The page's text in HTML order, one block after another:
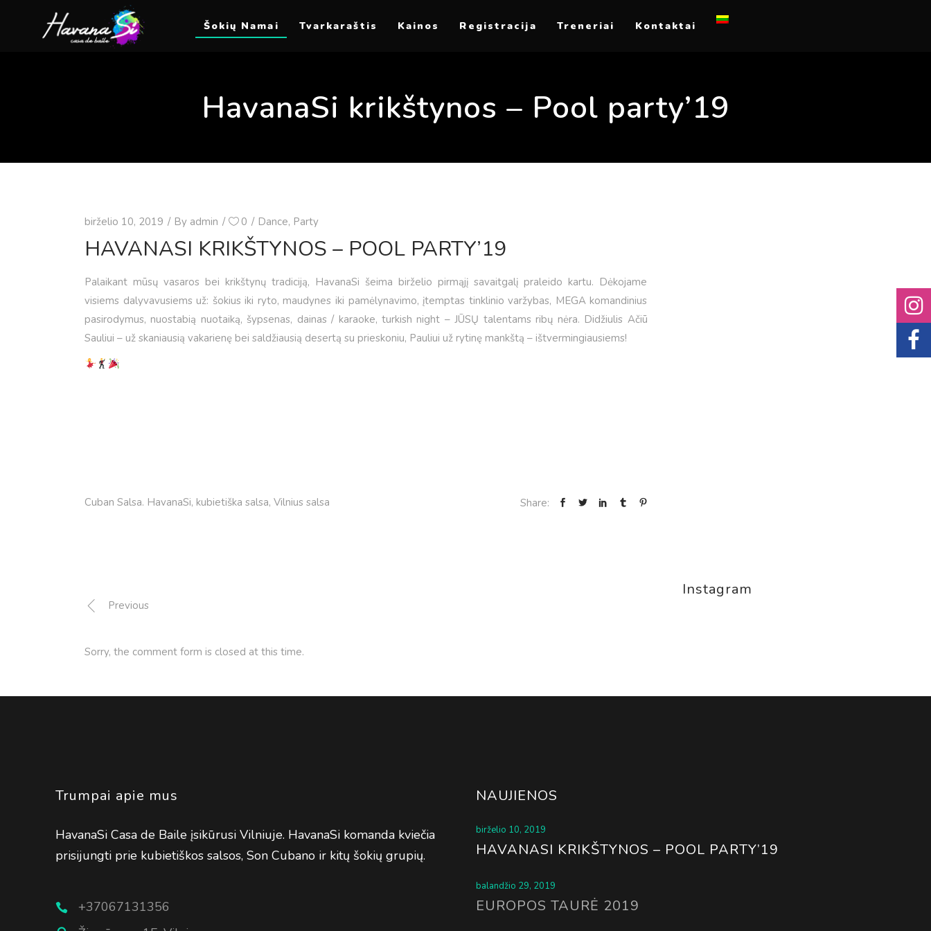
Šokių Namai Tvarkaraštis Kainos Registracija Treneriai Kontaktai
HavanaSi krikštynos – Pool party’19
birželio 10, 2019 By admin 0 Dance, Party
HAVANASI KRIKŠTYNOS – POOL PARTY’19
Palaikant mūsų vasaros bei krikštynų tradiciją, HavanaSi šeima birželio pirmąjį savaitgalį praleido kartu. Dėkojame
visiems dalyvavusiems už: šokius iki ryto, maudynes iki pamėlynavimo, įtemptas tinklinio varžybas, MEGA komandinius
pasirodymus, nuostabią nuotaiką, šypsenas, dainas / karaoke, turkish night – JŪSŲ talentams ribų nėra. Didžiulis Ačiū
Sauliui – už skaniausią vakarienę bei saldžiausią desertą su prieskoniu, Pauliui už rytinę mankštą – ištvermingiausiems!
Cuban Salsa. HavanaSi, kubietiška salsa, Vilnius salsa Share:
Previous
Sorry, the comment form is closed at this time.
Instagram
Trumpai apie mus
HavanaSi Casa de Baile įsikūrusi Vilniuje. HavanaSi komanda kviečia
prisijungti prie kubietiškos salsos, Son Cubano ir kitų šokių grupių.
+37067131356
NAUJIENOS
birželio 10, 2019
HAVANASI KRIKŠTYNOS – POOL PARTY’19
balandžio 29, 2019
EUROPOS TAURĖ 2019